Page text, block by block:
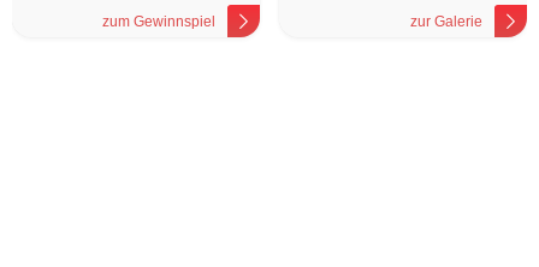
zum Gewinnspiel zur Galerie